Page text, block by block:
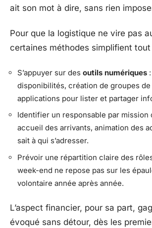
ait son mot à dire, sans rien
Pour que la logistique ne vire pas
certaines méthodes simplifient tout
S’appuyer sur des outils numériques
disponibilités, création de groupes
applications pour lister et partager
Identifier un responsable par mission
accueil des arrivants, animation des
sait à qui s’adresser.
Prévoir une répartition claire des
week-end ne repose pas sur les
volontaire année après année.
L’aspect financier, pour sa part,
évoqué sans détour, dès les